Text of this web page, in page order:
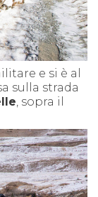
e si è al
sulla strada
, sopra il